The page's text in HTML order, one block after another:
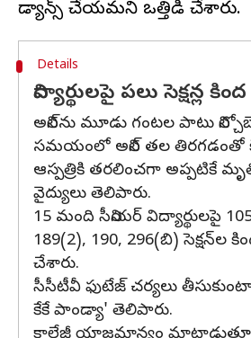
Details
విద్యార్థులపై పలు సెక్షన్ల
అనిల్‌ను మూడు గంటల పాటు
సమయంలో అనిల్ తల తిరగడంతో
ఆస్పత్రికి తరలించగా అప్పటికే
వైద్యులు తెలిపారు.
15 మంది సీనియర్ విద్యార్థులపై
189(2), 190, 296(బి) సెక్షన్‌ల
చేశారు.
సీసీటీవీ ఫుటేజ్ చర్యలు
కేకే పాండ్యా' తెలిపారు.